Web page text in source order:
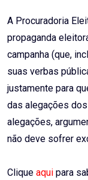
A Procuradoria
propaganda
campanha (que,
suas verbas
justamente para
das alegações
alegações,
não deve sofrer
Clique aqui para